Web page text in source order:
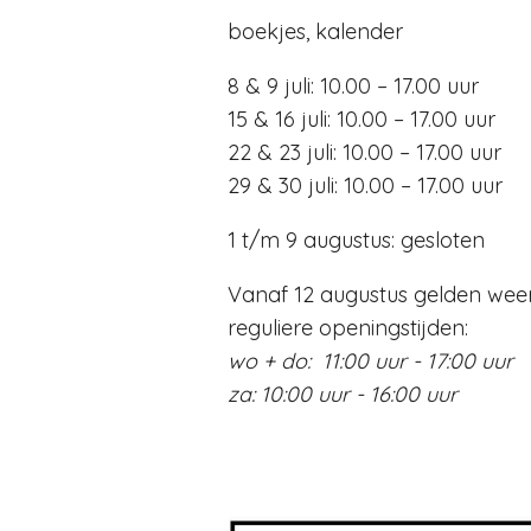
boekjes, kalender
8 & 9 juli: 10.00 – 17.00 uur
15 & 16 juli: 10.00 – 17.00 uur
22 & 23 juli: 10.00 – 17.00 uur
29 & 30 juli: 10.00 – 17.00 uur
1 t/m 9 augustus: gesloten
Vanaf 12 augustus gelden
reguliere openingstijden:
wo + do: 11:00 uur - 17:00 uur
za: 10:00 uur - 16:00 uur